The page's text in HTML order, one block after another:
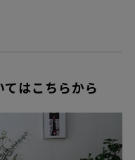
はこちらから